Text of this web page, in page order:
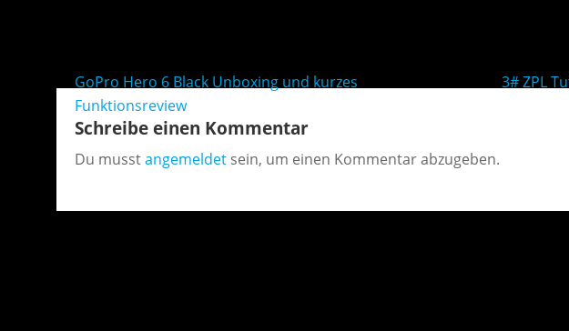
Beitragsnavigation
GoPro Hero 6 Black Unboxing und kurzes
Funktionsreview
3# ZPL
Schreibe einen Kommentar
Du musstangemeldet sein, um einen Kommentar abzugeben.